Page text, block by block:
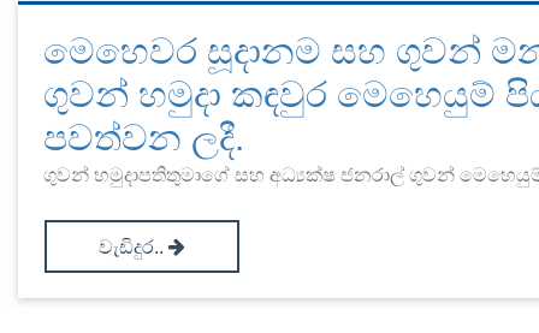
මෙහෙවර සූදානම සහ ගුවන්
ගුවන් හමුදා කඳවුර මෙහෙයුම්
පවත්වන ලදී.
ගුවන් හමුදාපතිතුමාගේ සහ අධ්‍යක්ෂ ජනරාල් ගුවන්
වැඩිදුර..